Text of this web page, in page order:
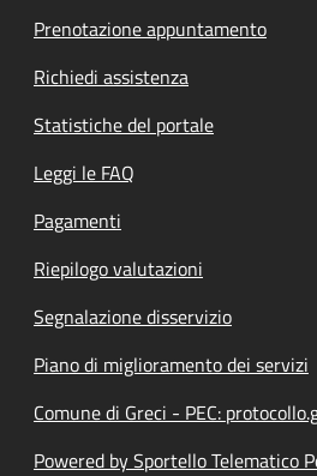
Prenotazione appuntamento
Richiedi assistenza
Statistiche del portale
Leggi le FAQ
Pagamenti
Riepilogo valutazioni
Segnalazione disservizio
Piano di miglioramento dei servizi
Comune di Greci - PEC:
Powered by Sportello Telematico